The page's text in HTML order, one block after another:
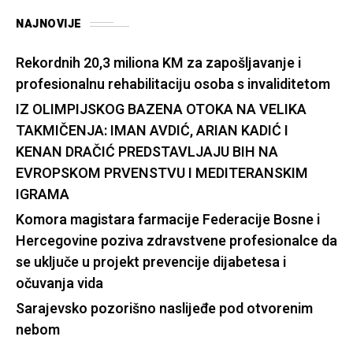
NAJNOVIJE
Rekordnih 20,3 miliona KM za zapošljavanje i
profesionalnu rehabilitaciju osoba s invaliditetom
IZ OLIMPIJSKOG BAZENA OTOKA NA VELIKA
TAKMIČENJA: IMAN AVDIĆ, ARIAN KADIĆ I
KENAN DRAČIĆ PREDSTAVLJAJU BIH NA
EVROPSKOM PRVENSTVU I MEDITERANSKIM
IGRAMA
Komora magistara farmacije Federacije Bosne i
Hercegovine poziva zdravstvene profesionalce da
se uključe u projekt prevencije dijabetesa i
očuvanja vida
Sarajevsko pozorišno naslijeđe pod otvorenim
nebom